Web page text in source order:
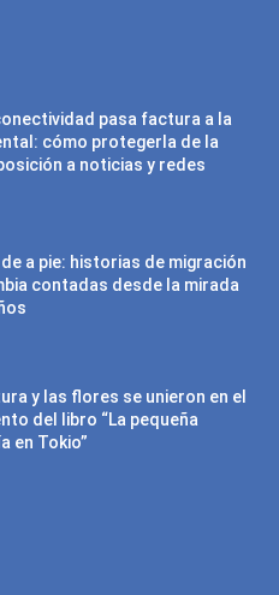
pasa factura a la
cómo protegerla de la
a noticias y redes
a pie: historias de migración
contadas desde la mirada
y las flores se unieron en el
del libro “La pequeña
en Tokio”